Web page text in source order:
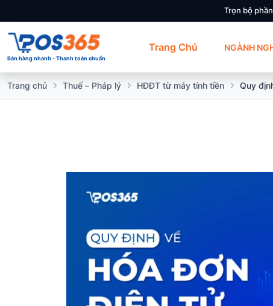
Trọn bộ
Bán hàng nhanh - Thanh toán chuẩn
Trang Chủ NGÀNH
Trang chủ Thuế – Pháp lý HĐĐT từ máy tính tiền